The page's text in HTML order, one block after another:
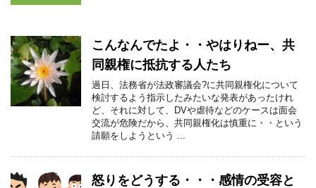
こんなんでたよ・・やはりねー、共
同親権に抵抗する人たち
過日、法務省が法政審議会?に共同親権化について
検討するよう指示したみたいな発表があったけれ
ど、それに対して、DVや虐待などのケースは面会
交流が危険だから、共同親権化は慎重に・・という
請願をしようという ...
怒りをどうする・・・感情の受容と